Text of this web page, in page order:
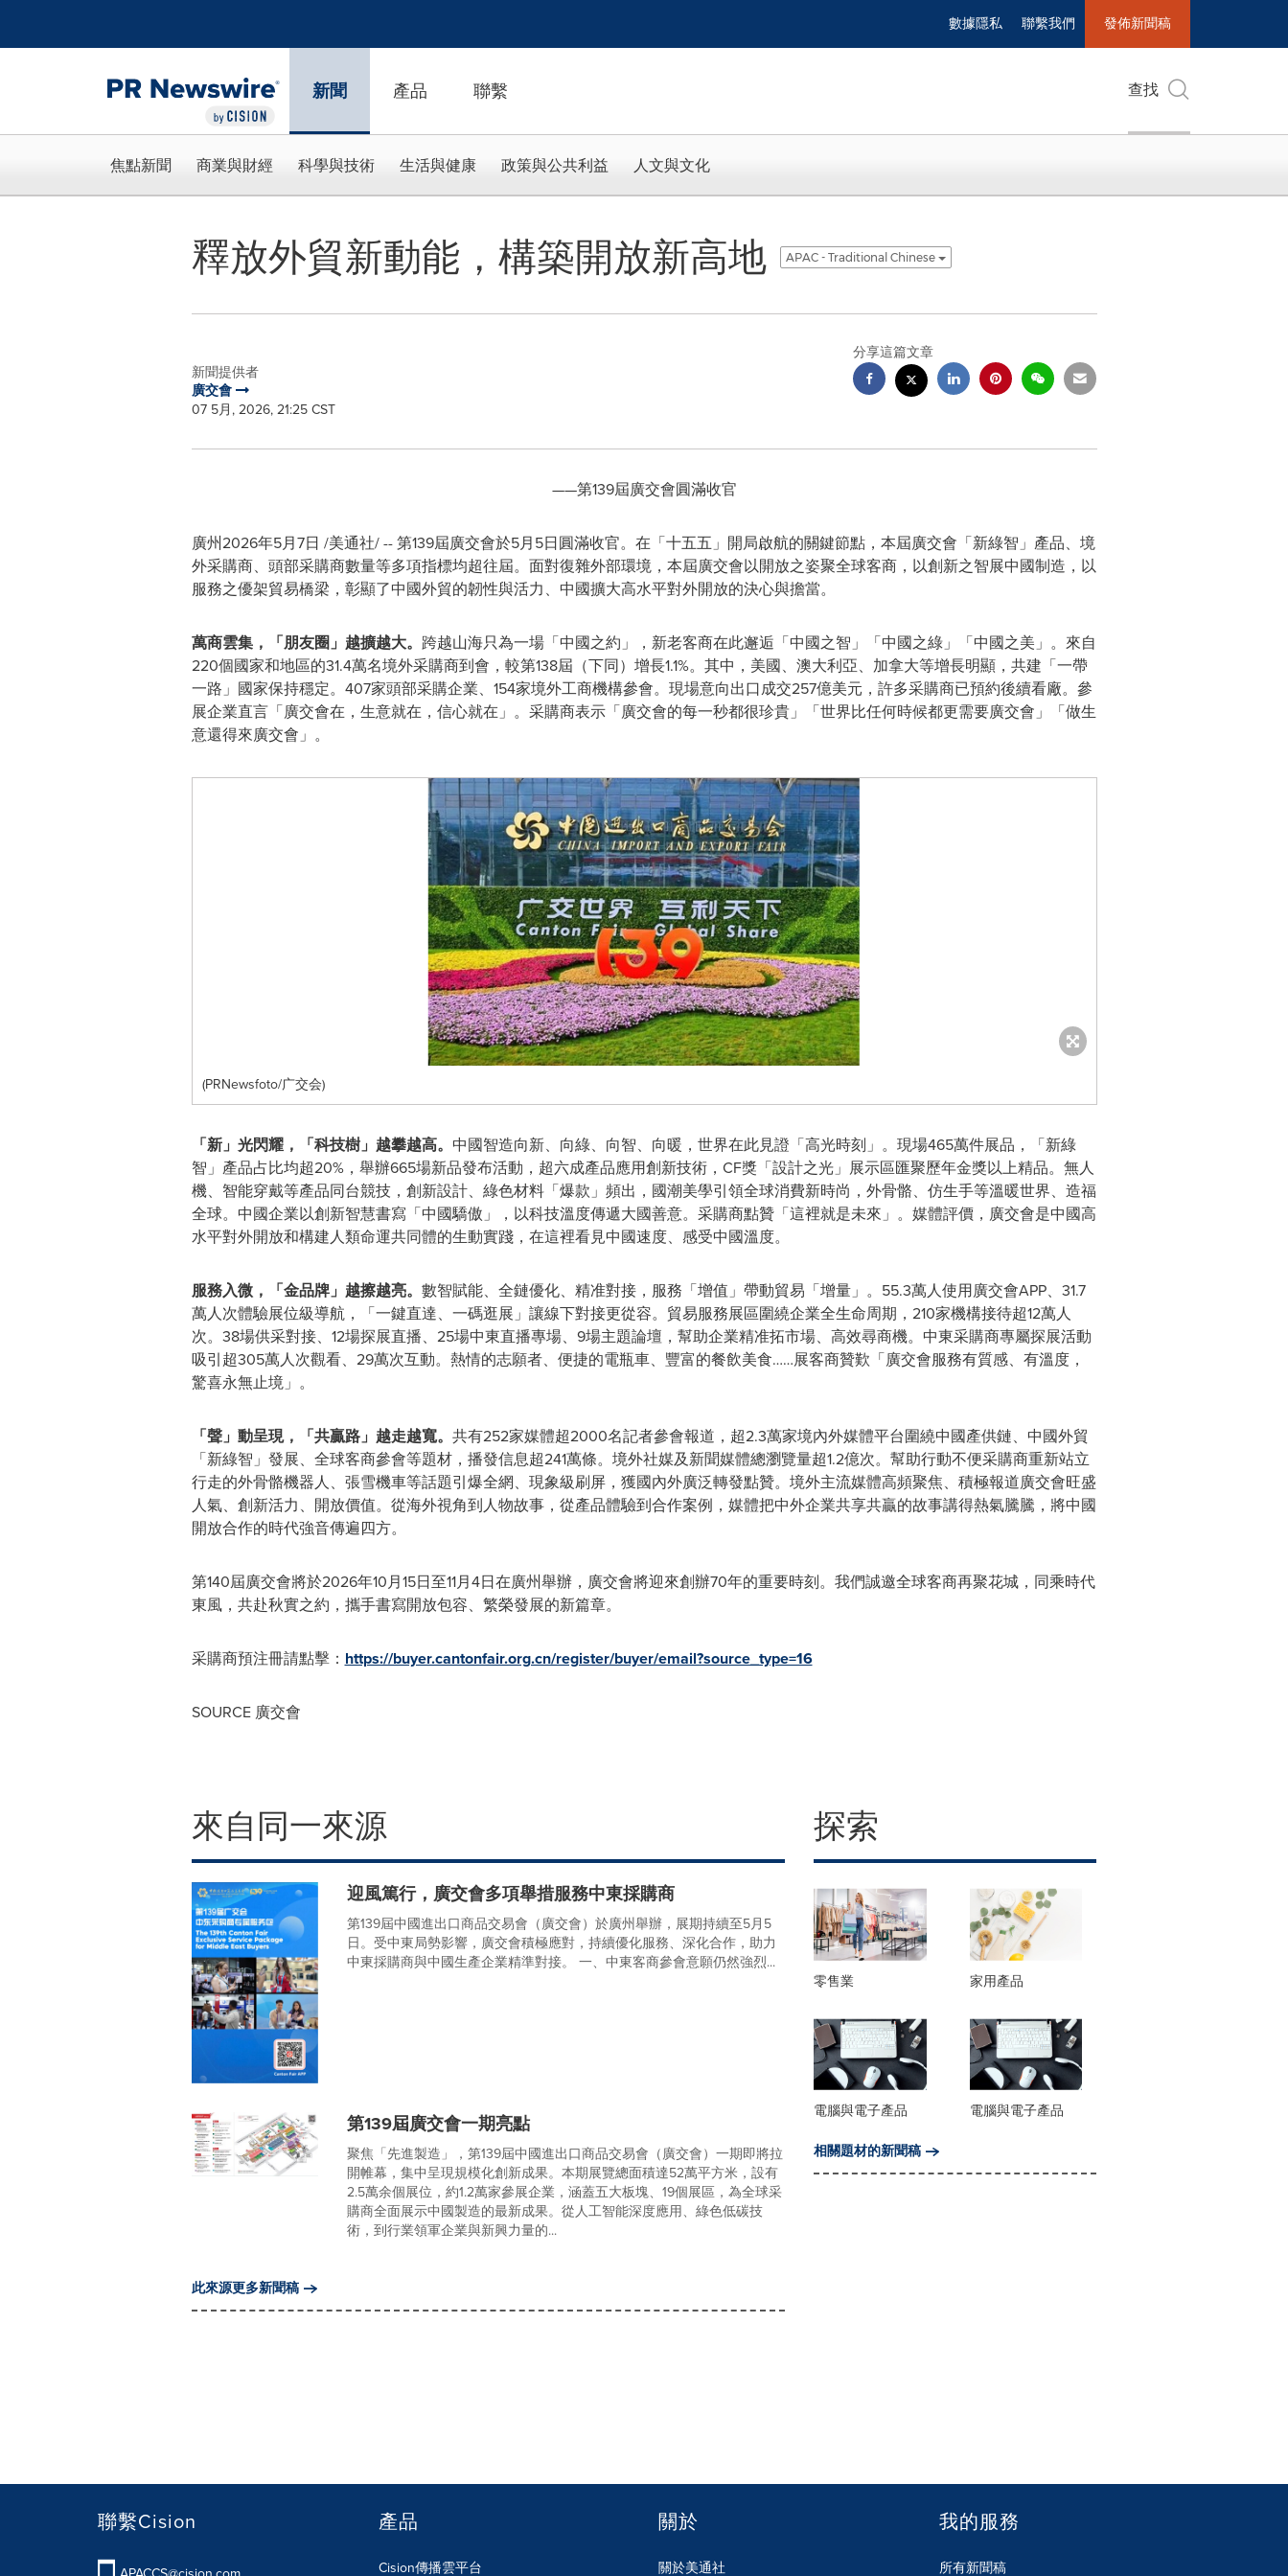
數據隱私 聯繫我們 發佈新聞稿
新聞 產品 聯繫 查找
焦點新聞 商業與財經 科學與技術 生活與健康 政策與公共利益 人文與文化
釋放外貿新動能，構築開放新高地 APAC - Traditional Chinese
新聞提供者
廣交會
07 5月, 2026, 21:25 CST
分享這篇文章
——第139屆廣交會圓滿收官
廣州2026年5月7日 /美通社/ -- 第139屆廣交會於5月5日圓滿收官。在「十五五」開局啟航的關鍵節點，本屆廣交會「新綠智」產品、境
外采購商、頭部采購商數量等多項指標均超往屆。面對復雜外部環境，本屆廣交會以開放之姿聚全球客商，以創新之智展中國制造，以
服務之優架貿易橋梁，彰顯了中國外貿的韌性與活力、中國擴大高水平對外開放的決心與擔當。
萬商雲集，「朋友圈」越擴越大。 跨越山海只為一場「中國之約」，新老客商在此邂逅「中國之智」「中國之綠」「中國之美」。來自
220個國家和地區的31.4萬名境外采購商到會，較第138屆（下同）增長1.1%。其中，美國、澳大利亞、加拿大等增長明顯，共建「一帶
一路」國家保持穩定。407家頭部采購企業、154家境外工商機構參會。現場意向出口成交257億美元，許多采購商已預約後續看廠。參
展企業直言「廣交會在，生意就在，信心就在」。采購商表示「廣交會的每一秒都很珍貴」「世界比任何時候都更需要廣交會」「做生
意還得來廣交會」。
(PRNewsfoto/广交会)
「新」光閃耀，「科技樹」越攀越高。 中國智造向新、向綠、向智、向暖，世界在此見證「高光時刻」。現場465萬件展品，「新綠
智」產品占比均超20%，舉辦665場新品發布活動，超六成產品應用創新技術，CF獎「設計之光」展示區匯聚歷年金獎以上精品。無人
機、智能穿戴等產品同台競技，創新設計、綠色材料「爆款」頻出，國潮美學引領全球消費新時尚，外骨骼、仿生手等溫暖世界、造福
全球。中國企業以創新智慧書寫「中國驕傲」，以科技溫度傳遞大國善意。采購商點贊「這裡就是未來」。媒體評價，廣交會是中國高
水平對外開放和構建人類命運共同體的生動實踐，在這裡看見中國速度、感受中國溫度。
服務入微，「金品牌」越擦越亮。 數智賦能、全鏈優化、精准對接，服務「增值」帶動貿易「增量」。55.3萬人使用廣交會APP、31.7
萬人次體驗展位級導航，「一鍵直達、一碼逛展」讓線下對接更從容。貿易服務展區圍繞企業全生命周期，210家機構接待超12萬人
次。38場供采對接、12場探展直播、25場中東直播專場、9場主題論壇，幫助企業精准拓市場、高效尋商機。中東采購商專屬探展活動
吸引超305萬人次觀看、29萬次互動。熱情的志願者、便捷的電瓶車、豐富的餐飲美食……展客商贊歎「廣交會服務有質感、有溫度，
驚喜永無止境」。
「聲」動呈現，「共贏路」越走越寬。 共有252家媒體超2000名記者參會報道，超2.3萬家境內外媒體平台圍繞中國產供鏈、中國外貿
「新綠智」發展、全球客商參會等題材，播發信息超241萬條。境外社媒及新聞媒體總瀏覽量超1.2億次。幫助行動不便采購商重新站立
行走的外骨骼機器人、張雪機車等話題引爆全網、現象級刷屏，獲國內外廣泛轉發點贊。境外主流媒體高頻聚焦、積極報道廣交會旺盛
人氣、創新活力、開放價值。從海外視角到人物故事，從產品體驗到合作案例，媒體把中外企業共享共贏的故事講得熱氣騰騰，將中國
開放合作的時代強音傳遍四方。
第140屆廣交會將於2026年10月15日至11月4日在廣州舉辦，廣交會將迎來創辦70年的重要時刻。我們誠邀全球客商再聚花城，同乘時代
東風，共赴秋實之約，攜手書寫開放包容、繁榮發展的新篇章。
采購商預注冊請點擊： https://buyer.cantonfair.org.cn/register/buyer/email?source_type=16
SOURCE 廣交會
來自同一來源
迎風篤行，廣交會多項舉措服務中東採購商
第139屆中國進出口商品交易會（廣交會）於廣州舉辦，展期持續至5月5
日。受中東局勢影響，廣交會積極應對，持續優化服務、深化合作，助力
中東採購商與中國生產企業精準對接。 一、中東客商參會意願仍然強烈...
第139屆廣交會一期亮點
聚焦「先進製造」，第139屆中國進出口商品交易會（廣交會）一期即將拉
開帷幕，集中呈現規模化創新成果。本期展覽總面積達52萬平方米，設有
2.5萬余個展位，約1.2萬家參展企業，涵蓋五大板塊、19個展區，為全球采
購商全面展示中國製造的最新成果。從人工智能深度應用、綠色低碳技
術，到行業領軍企業與新興力量的...
此來源更多新聞稿
探索
零售業 家用產品
電腦與電子產品
電腦與電子產品
相關題材的新聞稿
聯繫Cision 產品
Cision傳播雲平台
關於
關於美通社
我的服務
所有新聞稿